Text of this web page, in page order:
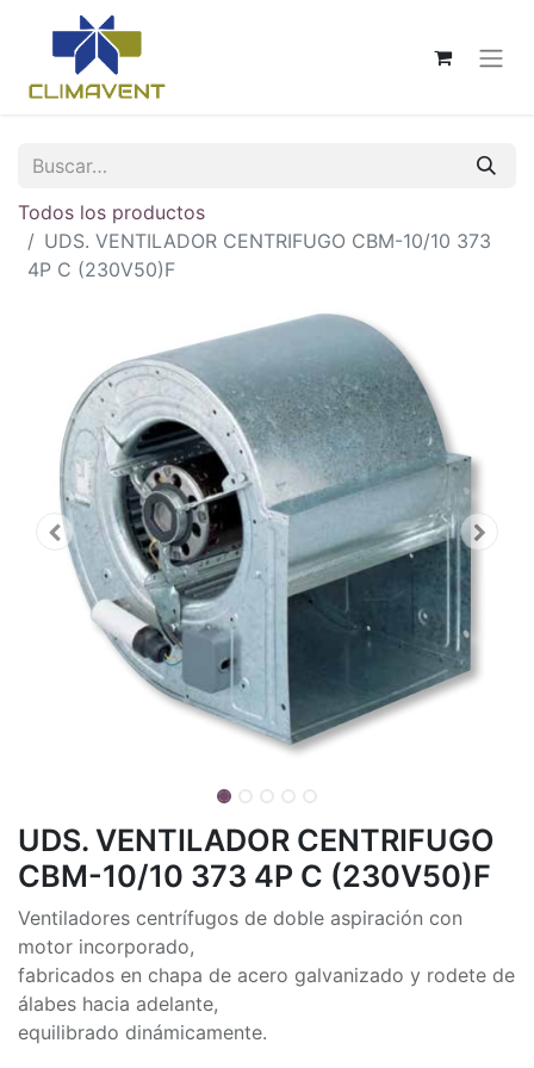
Todos los productos
UDS. VENTILADOR CENTRIFUGO CBM-10/10 373
4P C (230V50)F
UDS. VENTILADOR CENTRIFUGO
CBM-10/10 373 4P C (230V50)F
Ventiladores centrífugos de doble aspiración con
motor incorporado,
fabricados en chapa de acero galvanizado y rodete de
álabes hacia adelante,
equilibrado dinámicamente.